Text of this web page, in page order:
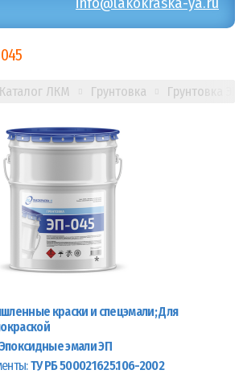
Каталог ЛКМ Грунтовка Грунтовка
краски и спецэмали Для
Эпоксидные эмали ЭП
ТУ РБ 500021625.106-2002